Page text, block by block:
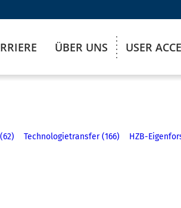
ÜBER UNS USER
Technologietransfer (166)
HZB-